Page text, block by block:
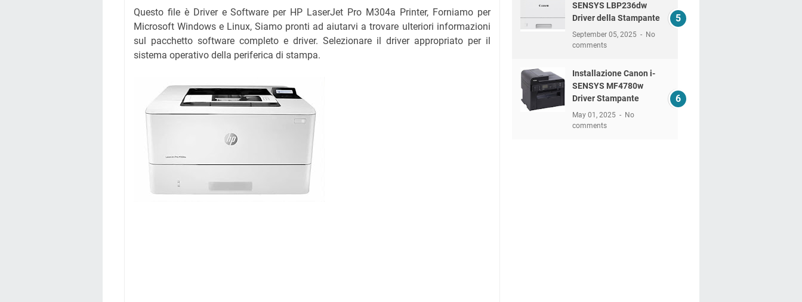
Questo file è Driver e Software per HP LaserJet Pro M304a Printer, Forniamo per
Microsoft Windows e Linux, Siamo pronti ad aiutarvi a trovare ulteriori informazioni
sul pacchetto software completo e driver. Selezionare il driver appropriato per il
sistema operativo della periferica di stampa.
SENSYS LBP236dw
Driver della Stampante
September 05, 2025
No
comments
Installazione Canon i-
SENSYS MF4780w
Driver Stampante
May 01, 2025
No
comments